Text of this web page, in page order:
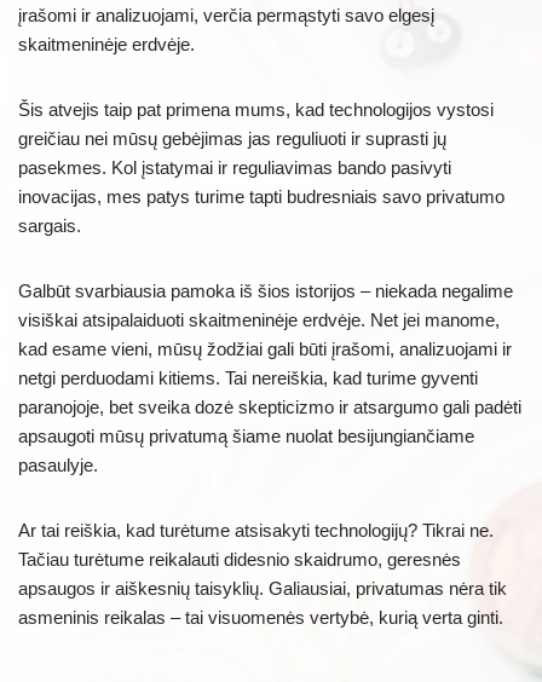
įrašomi ir analizuojami, verčia permąstyti savo elgesį
skaitmeninėje erdvėje.
Šis atvejis taip pat primena mums, kad technologijos vystosi
greičiau nei mūsų gebėjimas jas reguliuoti ir suprasti jų
pasekmes. Kol įstatymai ir reguliavimas bando pasivyti
inovacijas, mes patys turime tapti budresniais savo privatumo
sargais.
Galbūt svarbiausia pamoka iš šios istorijos – niekada negalime
visiškai atsipalaiduoti skaitmeninėje erdvėje. Net jei manome,
kad esame vieni, mūsų žodžiai gali būti įrašomi, analizuojami ir
netgi perduodami kitiems. Tai nereiškia, kad turime gyventi
paranojoje, bet sveika dozė skepticizmo ir atsargumo gali padėti
apsaugoti mūsų privatumą šiame nuolat besijungiančiame
pasaulyje.
Ar tai reiškia, kad turėtume atsisakyti technologijų? Tikrai ne.
Tačiau turėtume reikalauti didesnio skaidrumo, geresnės
apsaugos ir aiškesnių taisyklių. Galiausiai, privatumas nėra tik
asmeninis reikalas – tai visuomenės vertybė, kurią verta ginti.